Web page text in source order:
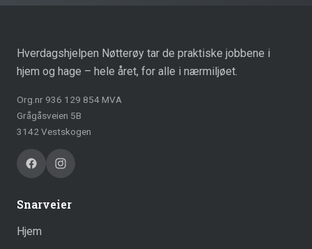
Hverdagshjelpen Nøtterøy tar de praktiske jobbene i
hjem og hage – hele året, for alle i nærmiljøet.
Org.nr 936 129 854 MVA
Grågåsveien 5B
3142 Vestskogen
Snarveier
Hjem